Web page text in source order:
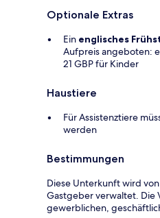
Optionale Extras
Ein englisches
Aufpreis angeboten:
21 GBP für Kinder
Haustiere
Für Assistenztiere
werden
Bestimmungen
Diese Unterkunft wird
Gastgeber verwaltet. Die
gewerblichen,